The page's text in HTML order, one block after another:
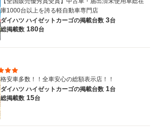
庫1000台以上を誇る軽自動車専門店
ダイハツ ハイゼットカーゴの掲載台数 3台
総掲載数 180台
格安車多数！！全車安心の総額表示店！！
ダイハツ ハイゼットカーゴの掲載台数 1台
総掲載数 15台